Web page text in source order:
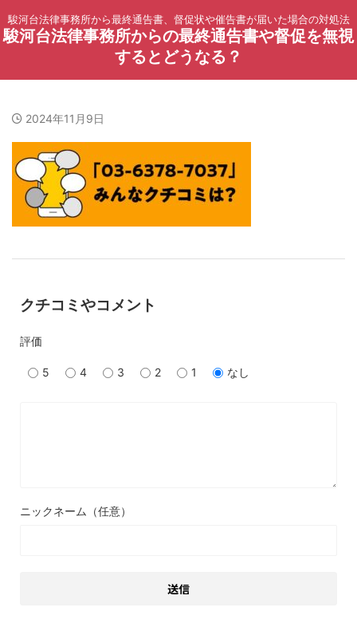
駿河台法律事務所から最終通告書、督促状や催告書が届いた場合の対処法
駿河台法律事務所からの最終通告書や督促を無視
するとどうなる？
2024年11月9日
クチコミやコメント
評価
5 4 3 2 1 なし
ニックネーム（任意）